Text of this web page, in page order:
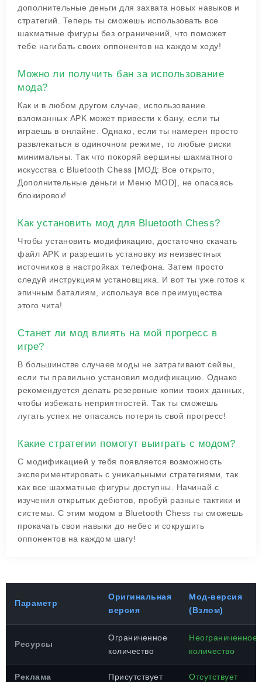
дополнительные деньги для захвата новых навыков и
стратегий. Теперь ты сможешь использовать все
шахматные фигуры без ограничений, что поможет
тебе нагибать своих оппонентов на каждом ходу!
Можно ли получить бан за использование
мода?
Как и в любом другом случае, использование
взломанных APK может привести к бану, если ты
играешь в онлайне. Однако, если ты намерен просто
развлекаться в одиночном режиме, то любые риски
минимальны. Так что покоряй вершины шахматного
искусства с Bluetooth Chess [МОД: Все открыто,
Дополнительные деньги и Меню MOD], не опасаясь
блокировок!
Как установить мод для Bluetooth Chess?
Чтобы установить модификацию, достаточно скачать
файл APK и разрешить установку из неизвестных
источников в настройках телефона. Затем просто
следуй инструкциям установщика. И вот ты уже готов к
эпичным баталиям, используя все преимущества
этого чита!
Станет ли мод влиять на мой прогресс в
игре?
В большинстве случаев моды не затрагивают сейвы,
если ты правильно установил модификацию. Однако
рекомендуется делать резервные копии твоих данных,
чтобы избежать неприятностей. Так ты сможешь
лутать успех не опасаясь потерять свой прогресс!
Какие стратегии помогут выиграть с модом?
С модификацией у тебя появляется возможность
экспериментировать с уникальными стратегиями, так
как все шахматные фигуры доступны. Начинай с
изучения открытых дебютов, пробуй разные тактики и
системы. С этим модом в Bluetooth Chess ты сможешь
прокачать свои навыки до небес и сокрушить
оппонентов на каждом шагу!
Параметр
Оригинальная
версия
Мод-версия
(Взлом)
Ресурсы
Ограниченное
количество
Неограниченное
количество
Реклама Присутствует Отсутствует